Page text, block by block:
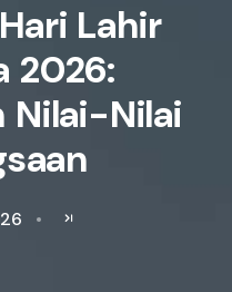
Lahir
2026:
Nilai-Nilai